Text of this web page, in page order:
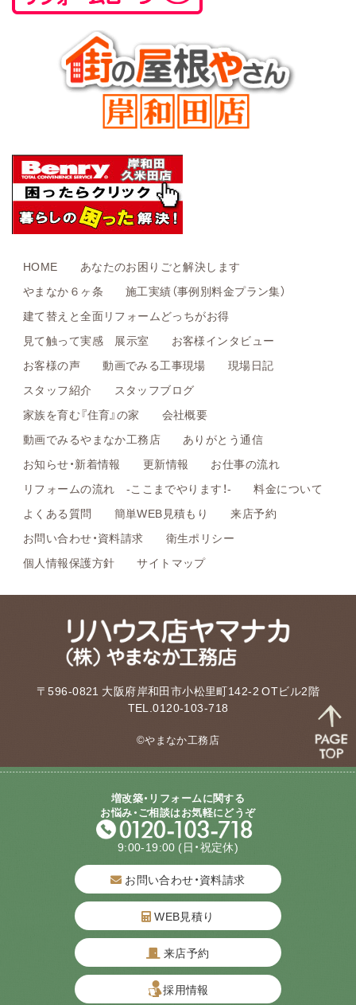
HOME
あなたのお困りごと解決します
やまなか６ヶ条
施工実績（事例別料金プラン集）
建て替えと全面リフォームどっちがお得
見て触って実感 展示室
お客様インタビュー
お客様の声
動画でみる工事現場
現場日記
スタッフ紹介
スタッフブログ
家族を育む『住育』の家
会社概要
動画でみるやまなか工務店
ありがとう通信
お知らせ・新着情報
更新情報
お仕事の流れ
リフォームの流れ -ここまでやります！-
料金について
よくある質問
簡単WEB見積もり
来店予約
お問い合わせ・資料請求
衛生ポリシー
個人情報保護方針
サイトマップ
〒596-0821 大阪府岸和田市小松里町142-2 OTビル2階
TEL.0120-103-718
©やまなか工務店
増改築・リフォームに関する
お悩み・ご相談はお気軽にどうぞ
9:00-19:00 (日・祝定休)
お問い合わせ・資料請求
WEB見積り
来店予約
採用情報